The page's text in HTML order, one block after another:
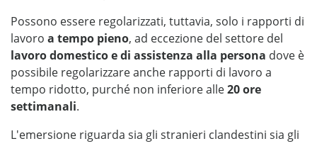
Possono essere regolarizzati, tuttavia, solo i rapporti di
lavoro a tempo pieno, ad eccezione del settore del
lavoro domestico e di assistenza alla persona dove è
possibile regolarizzare anche rapporti di lavoro a
tempo ridotto, purché non inferiore alle20 ore
settimanali.
L'emersione riguarda sia gli stranieri clandestini sia gli